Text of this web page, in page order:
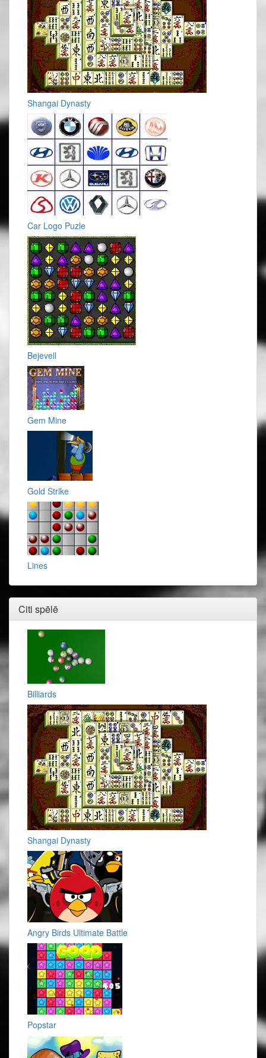
Shangai Dynasty
Car Logo Puzle
Bejevell
Gem Mine
Gold Strike
Lines
Citi spēlē
Billiards
Shangai Dynasty
Angry Birds Ultimate Battle
Popstar